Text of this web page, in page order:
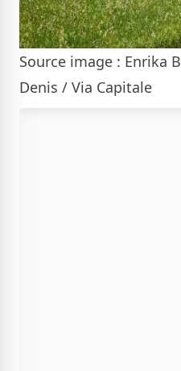
Source image : Enrika
Denis / Via Capitale